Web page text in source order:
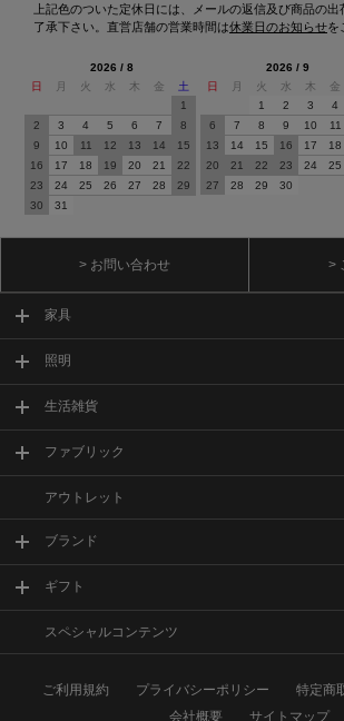
上記色のついた定休日には、メールの返信及び商品の
了承下さい。直営店舗の営業時間は休業日のお知らせを
2026 / 8
日
月 火 水 木 金
土
1
2
3 4 5 6 7
8
9
10 11 12 13 14
15
16
17 18 19 20 21
22
23
24 25 26 27 28
29
30
31
2026 / 9
日
月 火 水 木 金
1
2 3 4
6
7 8 9 10 11
13
14 15 16 17 18
20
21 22 23 24 25
27
28 29 30
> お問い合わせ >
家具
照明
生活雑貨
ファブリック
アウトレット
ブランド
ギフト
スペシャルコンテンツ
ご利用規約 プライバシーポリシー
特定商
会社概要
サイトマップ